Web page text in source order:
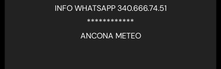
INFO WHATSAPP 340.666.74.51
************
ANCONA METEO